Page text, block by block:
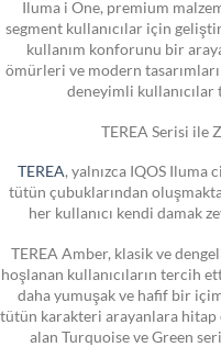
Iluma i One, premium
segment kullanıcılar için
kullanım konforunu bir
ömürleri ve modern
deneyimli
TEREA Serisi ile
TEREA, yalnızca IQOS
tütün çubuklarından
her kullanıcı kendi damak
TEREA Amber, klasik ve
hoşlanan kullanıcıların tercih
daha yumuşak ve hafif bir
tütün karakteri arayanlara hitap
alan Turquoise ve Green